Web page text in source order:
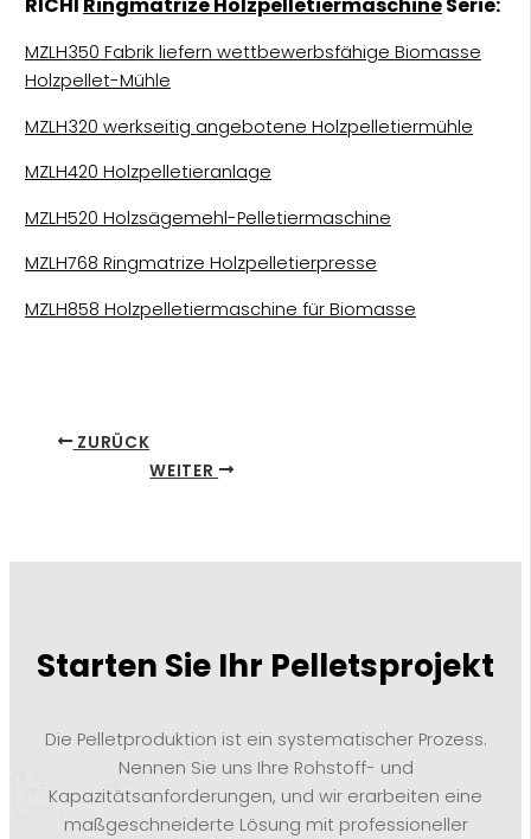
MZLH350 Fabrik liefern wettbewerbsfähige Biomasse
Holzpellet-Mühle
MZLH320 werkseitig angebotene Holzpelletiermühle
MZLH420 Holzpelletieranlage
MZLH520 Holzsägemehl-Pelletiermaschine
MZLH768 Ringmatrize Holzpelletierpresse
MZLH858 Holzpelletiermaschine für Biomasse
ZURÜCK
WEITER
Starten Sie Ihr Pelletsprojekt
Die Pelletproduktion ist ein systematischer Prozess.
Nennen Sie uns Ihre Rohstoff- und
Kapazitätsanforderungen, und wir erarbeiten eine
maßgeschneiderte Lösung mit professioneller